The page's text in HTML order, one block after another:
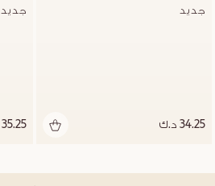
جديد
34.25 د.ك
جديد
35.25 د.ك